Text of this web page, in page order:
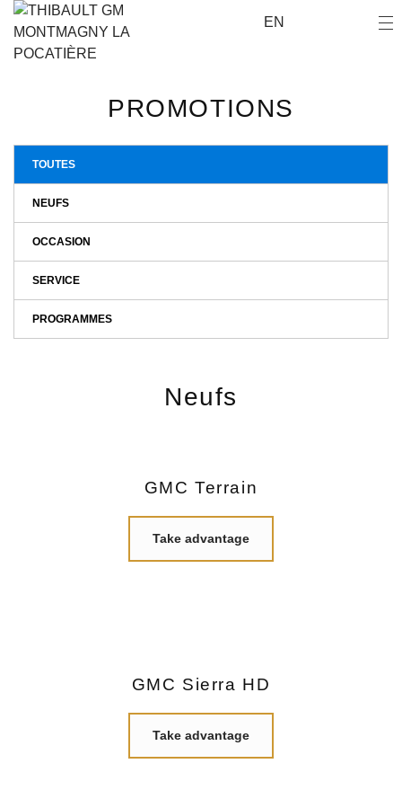
EN
PROMOTIONS
TOUTES
NEUFS
OCCASION
SERVICE
PROGRAMMES
Neufs
GMC Terrain
Take advantage
GMC Sierra HD
Take advantage